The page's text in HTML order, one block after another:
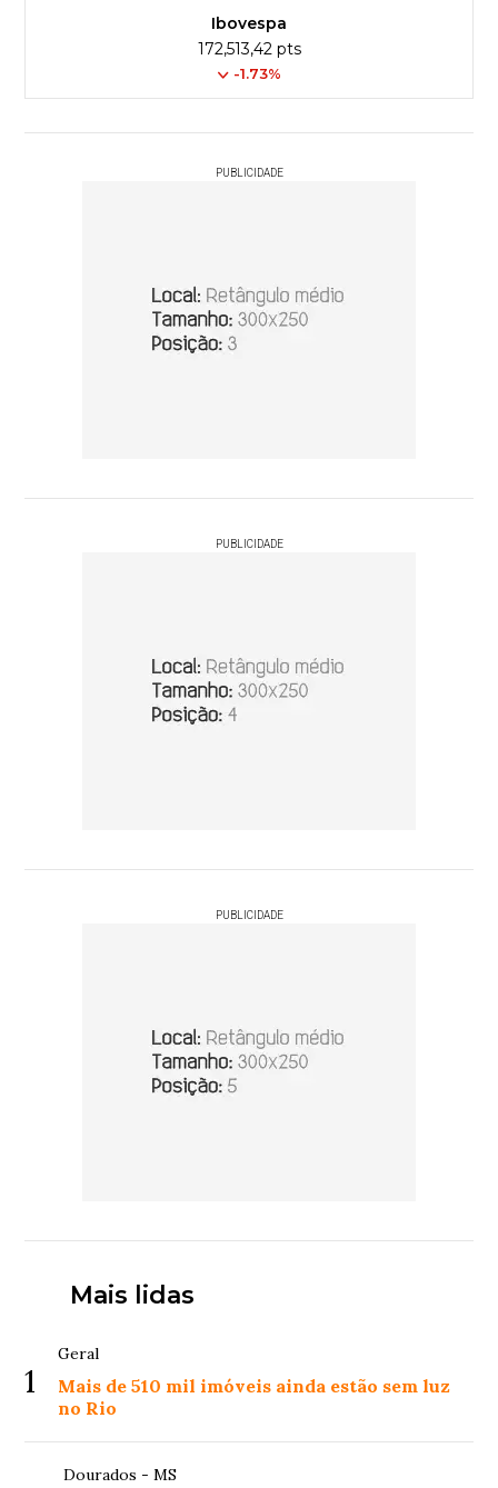
Ibovespa
172,513,42 pts
-1.73%
PUBLICIDADE
PUBLICIDADE
PUBLICIDADE
Mais lidas
1
Geral
Mais de 510 mil imóveis ainda estão sem luz
no Rio
Dourados - MS